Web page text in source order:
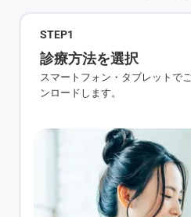
STEP1
診療方法を選択
スマートフォン・タブレットで
ンロードします。